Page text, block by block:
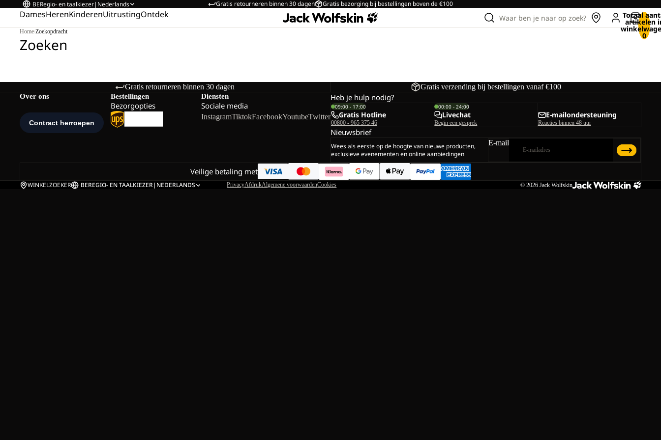
Gratis retourneren binnen 30 dagen Gratis bezorging bij bestellingen boven de €100
BERegio- en taalkiezer| Nederlands
DamesHerenKinderenUitrustingOntdek Waar ben je naar op zoek? Totaal
artikelen
0
Home/Zoekopdracht
Zoeken
Gratis retourneren binnen 30 dagen Gratis verzending bij bestellingen vanaf €100
Over ons Bestellingen
Bezorgopties
Diensten
Sociale media
InstagramTiktokFacebookYoutubeTwitter
Heb je hulp nodig?
09:00 - 17:00
Gratis Hotline
00800 - 965 375 46
00:00 - 24:00
Livechat
Begin een gesprek
E-mailondersteuning
Reacties binnen 48 uur
Nieuwsbrief
Wees als eerste op de hoogte van nieuwe producten,
exclusieve evenementen en online aanbiedingen
E-mail
Veilige betaling met
WINKELZOEKER BEREGIO- EN TAALKIEZER| NEDERLANDS PrivacyAfdrukAlgemene voorwaardenCookies © 2026 Jack Wolfskin